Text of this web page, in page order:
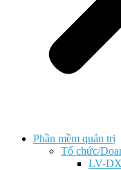
Phần mềm quản trị
Tổ chức/
LV-